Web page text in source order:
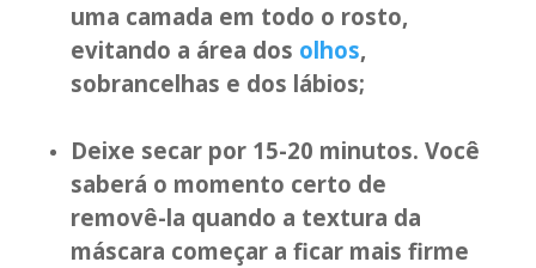
uma camada em todo o rosto,
evitando a área dos olhos,
sobrancelhas e dos lábios;
Deixe secar por 15-20 minutos. Você
saberá o momento certo de
removê-la quando a textura da
máscara começar a ficar mais firme